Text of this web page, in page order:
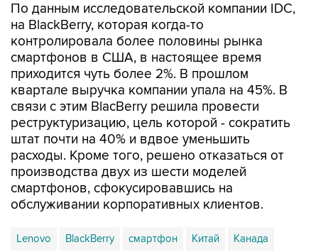
По данным исследовательской компании IDC,
на BlackBerry, которая когда-то
контролировала более половины рынка
смартфонов в США, в настоящее время
приходится чуть более 2%. В прошлом
квартале выручка компании упала на 45%. В
связи с этим BlacBerry решила провести
реструктуризацию, цель которой - сократить
штат почти на 40% и вдвое уменьшить
расходы. Кроме того, решено отказаться от
производства двух из шести моделей
смартфонов, сфокусировавшись на
обслуживании корпоративных клиентов.
Lenovo BlackBerry смартфон Китай Канада